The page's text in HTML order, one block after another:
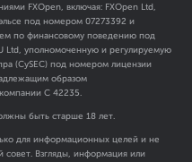
FXOpen, включая: FXOpen Ltd,
под номером 07273392 и
по финансовому поведению под
Ltd, уполномоченную и регулируемую
(CySEC) под номером лицензии
образом
C 42235.
быть старше 18 лет.
для информационных целей и не
совет. Взгляды, информация или